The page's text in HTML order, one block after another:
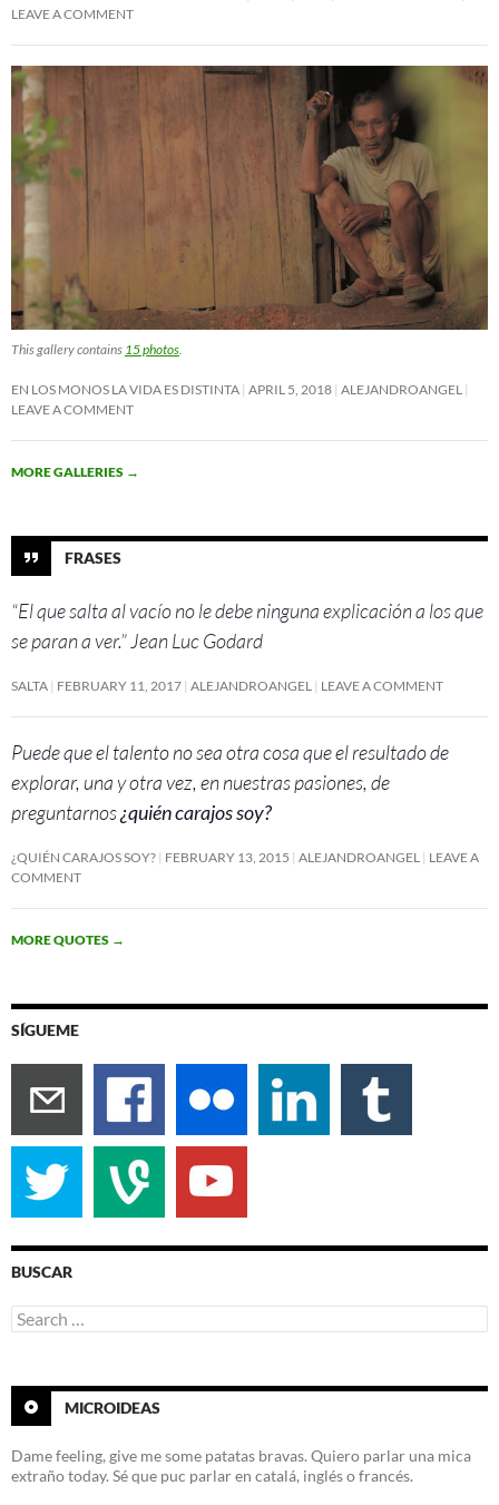
LEAVE A COMMENT
This gallery contains 15 photos.
EN LOS MONOS LA VIDA ES DISTINTA APRIL 5, 2018 ALEJANDROANGEL
LEAVE A COMMENT
MORE GALLERIES →
FRASES
“El que salta al vacío no le debe ninguna explicación a los que
se paran a ver.” Jean Luc Godard
SALTA FEBRUARY 11, 2017 ALEJANDROANGEL LEAVE A COMMENT
Puede que el talento no sea otra cosa que el resultado de
explorar, una y otra vez, en nuestras pasiones, de
preguntarnos¿quién carajos soy?
¿QUIÉN CARAJOS SOY? FEBRUARY 13, 2015 ALEJANDROANGEL LEAVE A
COMMENT
MORE QUOTES →
SÍGUEME
BUSCAR
Search
for:
MICROIDEAS
Dame feeling, give me some patatas bravas. Quiero parlar una mica
extraño today. Sé que puc parlar en catalá, inglés o francés.